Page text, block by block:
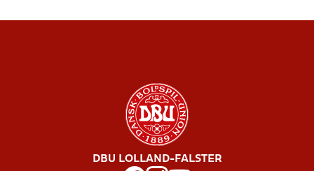
DBU LOLLAND-FALSTER